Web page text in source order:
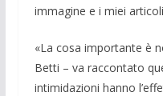
immagine e i miei
«La cosa importante è
Betti – va raccontato
intimidazioni han­no